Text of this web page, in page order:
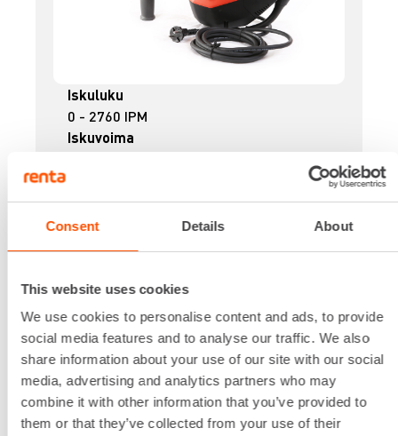
Consent Details About
This website uses cookies
We use cookies to personalise content and ads, to provide
social media features and to analyse our traffic. We also
share information about your use of our site with our social
media, advertising and analytics partners who may
combine it with other information that you’ve provided to
them or that they’ve collected from your use of their
Iskuluku
0 - 2760 IPM
Iskuvoima
230 V
Kapasiteetti betoni
0 - 360 RPM
Lataa lisää
Ensimmäinen pv 34,45 €/ pv
Seuraavat pv ? 27,56 €/ pv
Kuukausi 439,90 €/ kk
Alv 0 %